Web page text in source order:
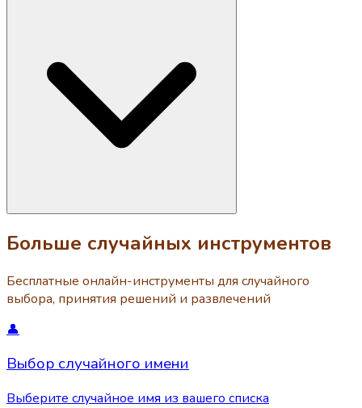
Больше случайных инструментов
Бесплатные онлайн-инструменты для случайного
выбора, принятия решений и развлечений
👤
Выбор случайного имени
Выберите случайное имя из вашего списка